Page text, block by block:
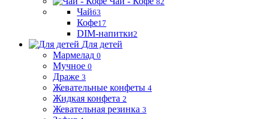
Чай63
Кофе17
DIM-напитки2
Для детей
Мармелад 0
Мучное 0
Драже 3
Жевательные конфеты 4
Жидкая конфета 2
Жевательная резинка 3